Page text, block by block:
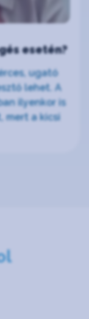
esetén?
ugató
lehet. A
ilyenkor is
mert a kicsi